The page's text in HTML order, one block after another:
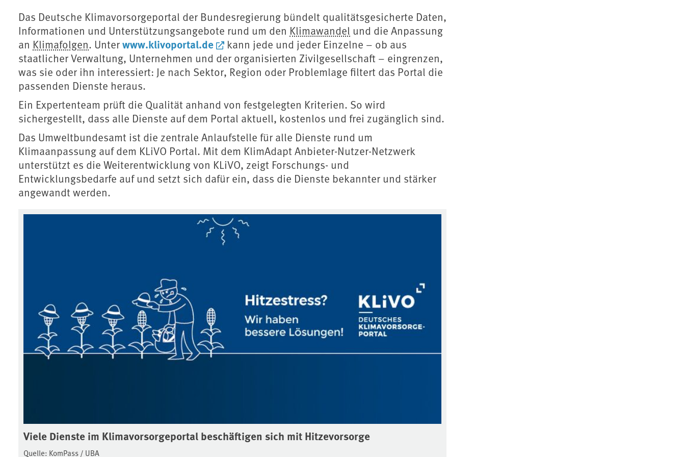
Das Deutsche Klimavorsorgeportal der Bundesregierung bündelt qualitätsgesicherte Daten,
Informationen und Unterstützungsangebote rund um den Klimawandel und die Anpassung
an Klimafolgen. Unterwww.klivoportal.de
kann jede und jeder Einzelne – ob aus
staatlicher Verwaltung, Unternehmen und der organisierten Zivilgesellschaft – eingrenzen,
was sie oder ihn interessiert: Je nach Sektor, Region oder Problemlage filtert das Portal die
passenden Dienste heraus.
Ein Expertenteam prüft die Qualität anhand von festgelegten Kriterien. So wird
sichergestellt, dass alle Dienste auf dem Portal aktuell, kostenlos und frei zugänglich sind.
Das Umweltbundesamt ist die zentrale Anlaufstelle für alle Dienste rund um
Klimaanpassung auf dem KLiVO Portal. Mit dem KlimAdapt Anbieter-Nutzer-Netzwerk
unterstützt es die Weiterentwicklung von KLiVO, zeigt Forschungs- und
Entwicklungsbedarfe auf und setzt sich dafür ein, dass die Dienste bekannter und stärker
angewandt werden.
Viele Dienste im Klimavorsorgeportal beschäftigen sich mit Hitzevorsorge
Quelle: KomPass / UBA